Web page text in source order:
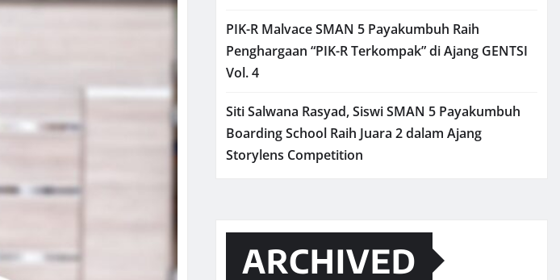
PIK-R Malvace SMAN 5 Payakumbuh Raih
Penghargaan “PIK-R Terkompak” di Ajang GENTSI
Vol. 4
Siti Salwana Rasyad, Siswi SMAN 5 Payakumbuh
Boarding School Raih Juara 2 dalam Ajang
Storylens Competition
ARCHIVED